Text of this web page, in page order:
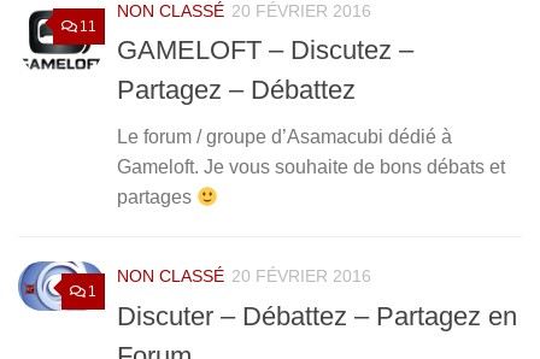
11
NON CLASSÉ 20 FÉVRIER 2016
GAMELOFT – Discutez –
Partagez – Débattez
Le forum / groupe d’Asamacubi dédié à
Gameloft. Je vous souhaite de bons débats et
partages
1
NON CLASSÉ 20 FÉVRIER 2016
Discuter – Débattez – Partagez en